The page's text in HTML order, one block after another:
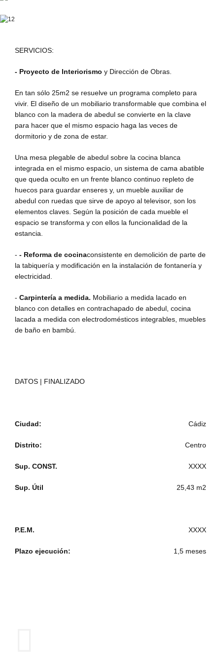
SERVICIOS:
- Proyecto de Interiorismo y Dirección de Obras.
En tan sólo 25m2 se resuelve un programa completo para
vivir. El diseño de un mobiliario transformable que combina el
blanco con la madera de abedul se convierte en la clave
para hacer que el mismo espacio haga las veces de
dormitorio y de zona de estar.
Una mesa plegable de abedul sobre la cocina blanca
integrada en el mismo espacio, un sistema de cama abatible
que queda oculto en un frente blanco continuo repleto de
huecos para guardar enseres y, un mueble auxiliar de
abedul con ruedas que sirve de apoyo al televisor, son los
elementos claves. Según la posición de cada mueble el
espacio se transforma y con ellos la funcionalidad de la
estancia.
- - Reforma de cocinaconsistente en demolición de parte de
la tabiquería y modificación en la instalación de fontanería y
electricidad.
- Carpintería a medida. Mobiliario a medida lacado en
blanco con detalles en contrachapado de abedul, cocina
lacada a medida con electrodomésticos integrables, muebles
de baño en bambú.
DATOS | FINALIZADO
Ciudad: Cádiz
Distrito: Centro
Sup. CONST. XXXX
Sup. Útil 25,43 m2
P.E.M. XXXX
Plazo ejecución: 1,5 meses